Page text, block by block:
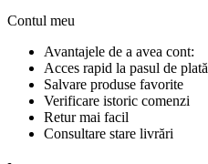
Contul meu
Avantajele de a avea cont:
Acces rapid la pasul de plată
Salvare produse favorite
Verificare istoric comenzi
Retur mai facil
Consultare stare livrări